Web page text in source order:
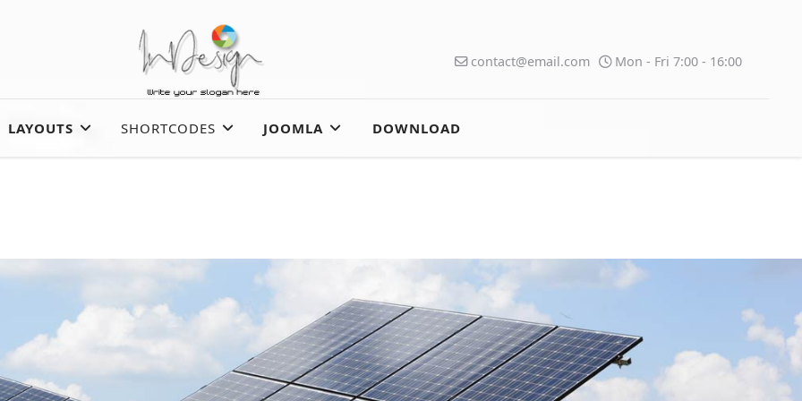
contact@email.com Mon - Fri 7:00 - 16:00
LAYOUTS SHORTCODES JOOMLA DOWNLOAD